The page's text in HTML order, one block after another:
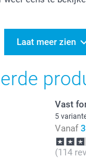
Laat meer zien
Vast
5
Vanaf
(114